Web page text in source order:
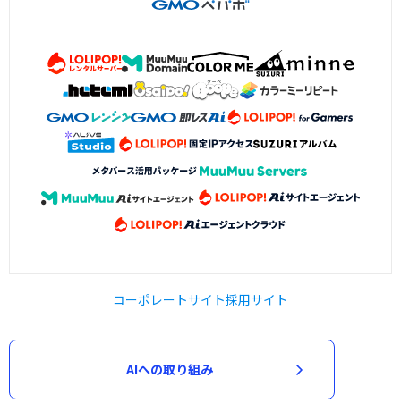
コーポレートサイト採用サイト
AIへの取り組み